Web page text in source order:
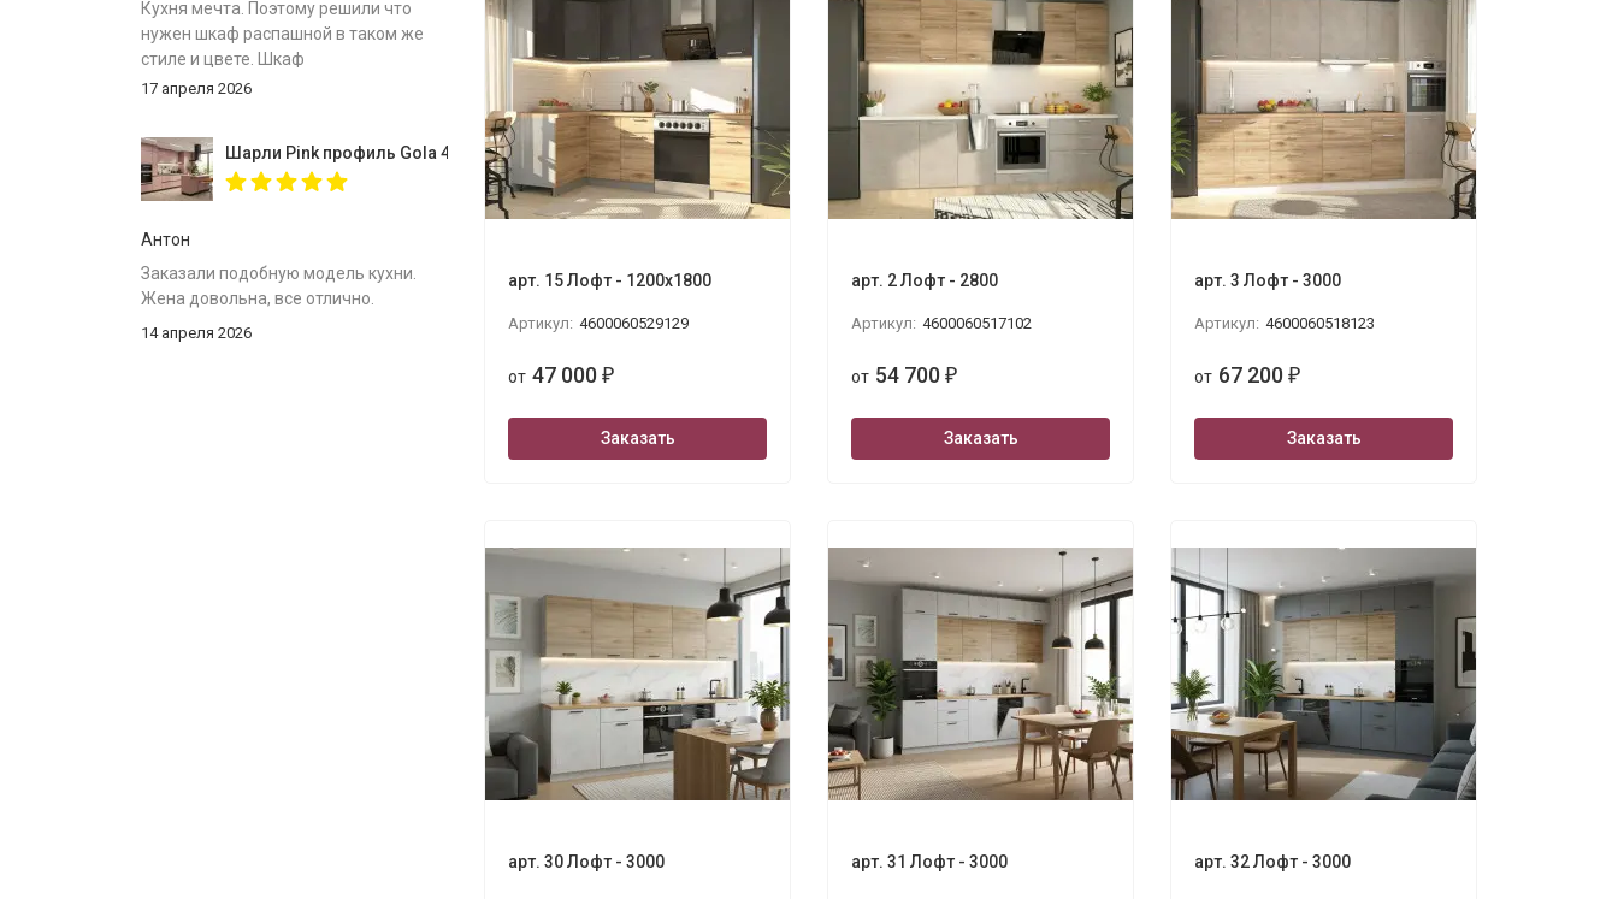
арт. 15 Лофт - 1200х1800
Артикул: 4600060529129
от 47 000 ₽
Заказать
арт. 2 Лофт - 2800
Артикул: 4600060517102
от 54 700 ₽
Заказать
арт. 3 Лофт - 3000
Артикул: 4600060518123
от 67 200 ₽
Заказать
арт. 30 Лофт - 3000 арт. 31 Лофт - 3000 арт. 32 Лофт - 3000
Кухня мечта. Поэтому решили что
нужен шкаф распашной в таком же
стиле и цвете. Шкаф
собрали,инструкция
срок.Спасибо за вместительный
шкаф.
17 апреля 2026
Шарли Pink профиль Gola 4000
Антон
Заказали подобную модель кухни.
Жена довольна, все отлично.
14 апреля 2026